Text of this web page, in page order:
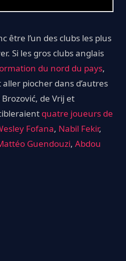
être l’un des clubs les plus
Si les gros clubs anglais
du nord du pays,
piocher dans d’autres
de Vrij et
quatre joueurs de
Fofana, Nabil Fekir,
Guendouzi, Abdou